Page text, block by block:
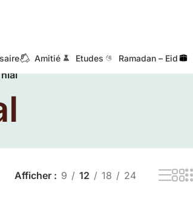
Amitié Etudes Ramadan – Eid
hlal
Afficher 9 12 18 24